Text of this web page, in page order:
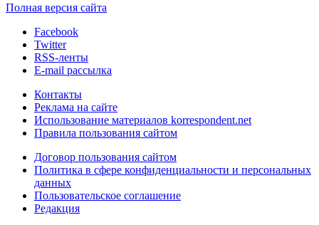
Полная версия сайта
Facebook
Twitter
RSS-ленты
E-mail рассылка
Контакты
Реклама на сайте
Использование материалов korrespondent.net
Правила пользования сайтом
Договор пользования сайтом
Политика в сфере конфиденциальности и персональных
данных
Пользовательское соглашение
Редакция